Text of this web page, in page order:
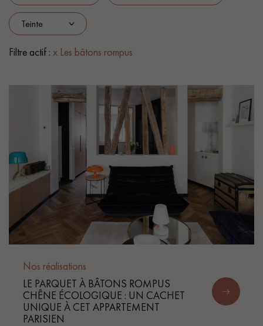
PARQUET VIEILLI
Nos conseillers sont disponibles au
28 79 01 41
VOUS AVEZ UN PROJET ?
pas dans le choix et la pose de votre parquet.
Filtre actif : x Les bâtons rompus
Nos réalisations
LE PARQUET À BÂTONS ROMPUS
CHÊNE ÉCOLOGIQUE : UN CACHET
UNIQUE À CET APPARTEMENT
PARISIEN